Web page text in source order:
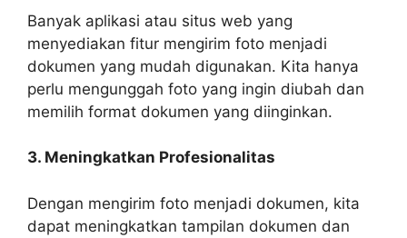
Banyak aplikasi atau situs web yang
menyediakan fitur mengirim foto menjadi
dokumen yang mudah digunakan. Kita hanya
perlu mengunggah foto yang ingin diubah dan
memilih format dokumen yang diinginkan.
3. Meningkatkan Profesionalitas
Dengan mengirim foto menjadi dokumen, kita
dapat meningkatkan tampilan dokumen dan